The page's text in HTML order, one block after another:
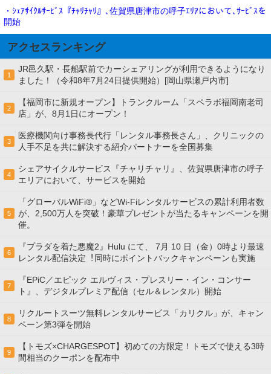
・ｼｪｱｻｲｸﾙｻｰﾋﾞｽ『ﾁｬﾘﾁｬﾘ』､佐賀県唐津市の呼子ｴﾘｱにおいて､ｻｰﾋﾞｽを
開始
アクセスランキング
1
JR邑久駅・長船駅前でカーシェアリングが利用できるようになり
ました！（令和8年7月24日提供開始）[岡山県瀬戸内市]
2
【福岡市に新規オープン】トランクルーム「スペラボ福岡南老司
店」が、8月1日にオープン！
3
医療機関向け事務長代行「レンタル事務長さん」、クリニックの
人手不足を共に解決する紹介パートナーを全国募集
4
シェアサイクルサービス『チャリチャリ』、佐賀県唐津市の呼子
エリアにおいて、サービスを開始
5
「グローバルWiFi®」などWi-Fiレンタルサービスの累計利用者数
が、2,500万人を突破！豪華プレゼントが当たるキャンペーンを開
催。
6
『プラダを着た悪魔2』Hulu にて、 7⽉ 10 ⽇（金）0時より最速
レンタル配信決定︕同時にポイントバックキャンペーンも実施
7
『EPiC／エピック エルヴィス・プレスリー・イン・コンサー
ト』、デジタルプレミア配信（セル＆レンタル）開始
8
リクルートスーツ無料レンタルサービス「カリクル」が、キャン
ペーン第3弾を開始
9
【トモズ×CHARGESPOT】初めての方限定！トモズで使える3時
間相当のクーポンを配布中